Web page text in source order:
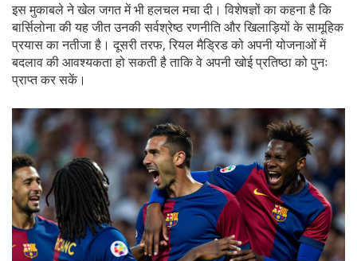
इस मुकाबले ने खेल जगत में भी हलचल मचा दी। विशेषज्ञों का कहना है कि
बार्सिलोना की यह जीत उनकी सर्वश्रेष्ठ रणनीति और खिलाड़ियों के सामूहिक
प्रयास का नतीजा है। दूसरी तरफ, रियल मैड्रिड को अपनी योजनाओं में
बदलाव की आवश्यकता हो सकती है ताकि वे अपनी खोई प्रतिष्ठा को पुनः
प्राप्त कर सकें।